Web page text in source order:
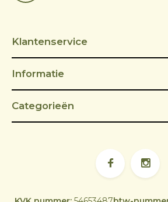
Klantenservice
Informatie
Categorieën